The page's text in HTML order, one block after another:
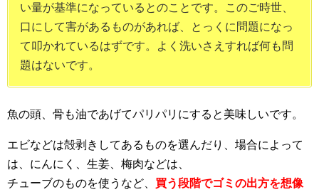
い量が基準になっているとのことです。このご時世、
口にして害があるものがあれば、とっくに問題になっ
て叩かれているはずです。よく洗いさえすれば何も問
題はないです。
魚の頭、骨も油であげてパリパリにすると美味しいです。
エビなどは殻剥きしてあるものを選んだり、場合によって
は、にんにく、生姜、梅肉などは、
チューブのものを使うなど、 買う段階でゴミの出方を想像